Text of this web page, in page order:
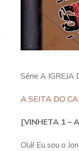
Série A IGREJA
A SEITA DO
[VINHETA 1 –
Olá! Eu sou o